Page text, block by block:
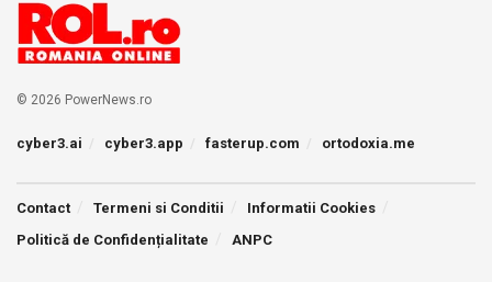
© 2026 PowerNews.ro
cyber3.ai cyber3.app fasterup.com ortodoxia.me
Contact Termeni si Conditii
Informatii Cookies
Politică de Confidențialitate
ANPC